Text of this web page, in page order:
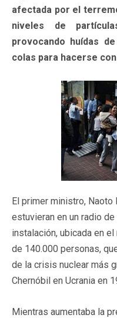
afectada por el
niveles de
provocando huídas
colas para hacerse
El primer ministro, Naoto
estuvieran en un radio
instalación, ubicada en
de 140.000 personas,
de la crisis nuclear más
Chernóbil en Ucrania en
Mientras aumentaba la